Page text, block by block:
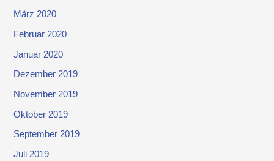
März 2020
Februar 2020
Januar 2020
Dezember 2019
November 2019
Oktober 2019
September 2019
Juli 2019